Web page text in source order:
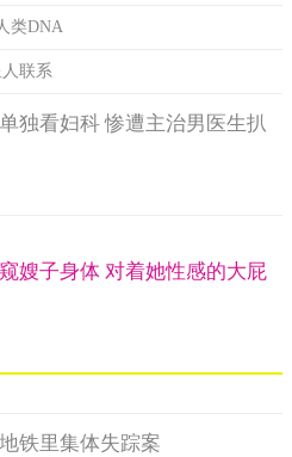
周围有水世界
卫星也同样有液态水。
也充满了水。甚至金
克表示我们的后院就有其它7个星
类DNA
联系
独看妇科 惨遭主治男医生扒
铁里集体失踪案